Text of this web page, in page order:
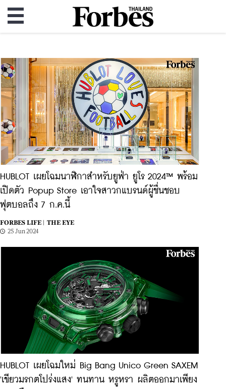
HUBLOT เผยโฉมนาฬิกาสำหรับยูฟ่า ยูโร 2024™ พร้อม
เปิดตัว Popup Store เอาใจสาวกแบรนด์ผู้ชื่นชอบ
ฟุตบอลถึง 7 ก.ค.นี้
FORBES LIFE |
THE EYE
25 Jun 2024
HUBLOT เผยโฉมใหม่ Big Bang Unico Green SAXEM
'เขียวมรกตโปร่งแสง' ทนทาน หรูหรา ผลิตออกมาเพียง